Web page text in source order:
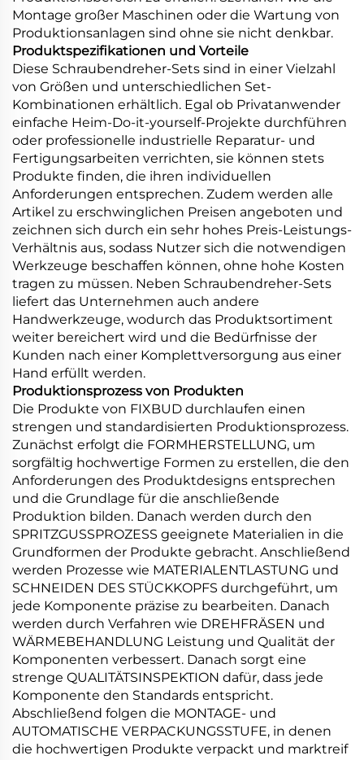
Montage großer Maschinen oder die Wartung von
Produktionsanlagen sind ohne sie nicht denkbar.
Produktspezifikationen und Vorteile
Diese Schraubendreher-Sets sind in einer Vielzahl
von Größen und unterschiedlichen Set-
Kombinationen erhältlich. Egal ob Privatanwender
einfache Heim-Do-it-yourself-Projekte durchführen
oder professionelle industrielle Reparatur- und
Fertigungsarbeiten verrichten, sie können stets
Produkte finden, die ihren individuellen
Anforderungen entsprechen. Zudem werden alle
Artikel zu erschwinglichen Preisen angeboten und
zeichnen sich durch ein sehr hohes Preis-Leistungs-
Verhältnis aus, sodass Nutzer sich die notwendigen
Werkzeuge beschaffen können, ohne hohe Kosten
tragen zu müssen. Neben Schraubendreher-Sets
liefert das Unternehmen auch andere
Handwerkzeuge, wodurch das Produktsortiment
weiter bereichert wird und die Bedürfnisse der
Kunden nach einer Komplettversorgung aus einer
Hand erfüllt werden.
Produktionsprozess von Produkten
Die Produkte von FIXBUD durchlaufen einen
strengen und standardisierten Produktionsprozess.
Zunächst erfolgt die FORMHERSTELLUNG, um
sorgfältig hochwertige Formen zu erstellen, die den
Anforderungen des Produktdesigns entsprechen
und die Grundlage für die anschließende
Produktion bilden. Danach werden durch den
SPRITZGUSSPROZESS geeignete Materialien in die
Grundformen der Produkte gebracht. Anschließend
werden Prozesse wie MATERIALENTLASTUNG und
SCHNEIDEN DES STÜCKKOPFS durchgeführt, um
jede Komponente präzise zu bearbeiten. Danach
werden durch Verfahren wie DREHFRÄSEN und
WÄRMEBEHANDLUNG Leistung und Qualität der
Komponenten verbessert. Danach sorgt eine
strenge QUALITÄTSINSPEKTION dafür, dass jede
Komponente den Standards entspricht.
Abschließend folgen die MONTAGE- und
AUTOMATISCHE VERPACKUNGSSTUFE, in denen
die hochwertigen Produkte verpackt und marktreif